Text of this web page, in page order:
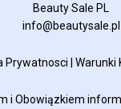
Beauty Sale PL
info@beautysale.pl
Prywatnosci |Warunki
i Obowiązkiem